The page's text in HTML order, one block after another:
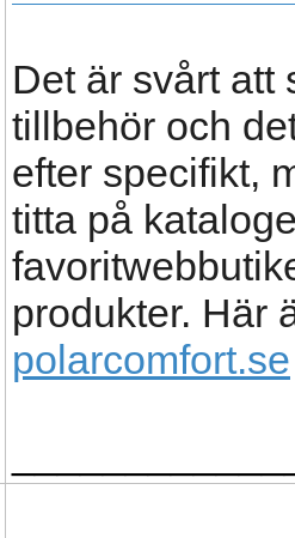
Det är svårt att
tillbehör och
efter specifikt,
titta på
produkter. Här
polarcomfort.se